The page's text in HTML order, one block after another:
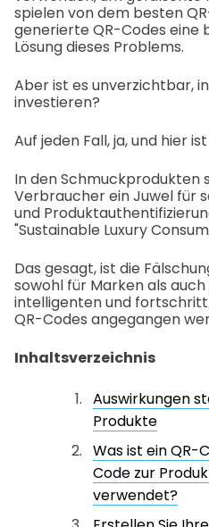
spielen von dem besten
generierte QR-Codes eine
Lösung dieses Problems.
Aber ist es unverzichtbar,
investieren?
Auf jeden Fall, ja, und hier
In den Schmuckprodukten
Verbraucher ein Juwel für
und
"Sustainable Luxury
Das gesagt, ist die
sowohl für Marken als
intelligenten und
QR-Codes angegangen
Inhaltsverzeichnis
Auswirkungen
Produkte
Was ist ein QR-
Code zur
verwendet?